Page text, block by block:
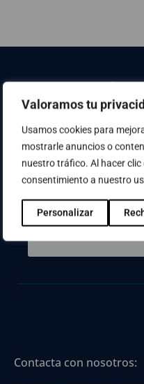
Valoramos tu
Usamos cookies para
mostrarle anuncios o
nuestro tráfico. Al hacer clic
consentimiento a nuestro
Personalizar
¿No has encontrado
Contacta con nosotros: